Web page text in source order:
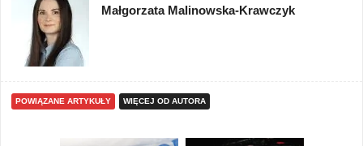
Małgorzata Malinowska-Krawczyk
POWIĄZANE ARTYKUŁY WIĘCEJ OD AUTORA